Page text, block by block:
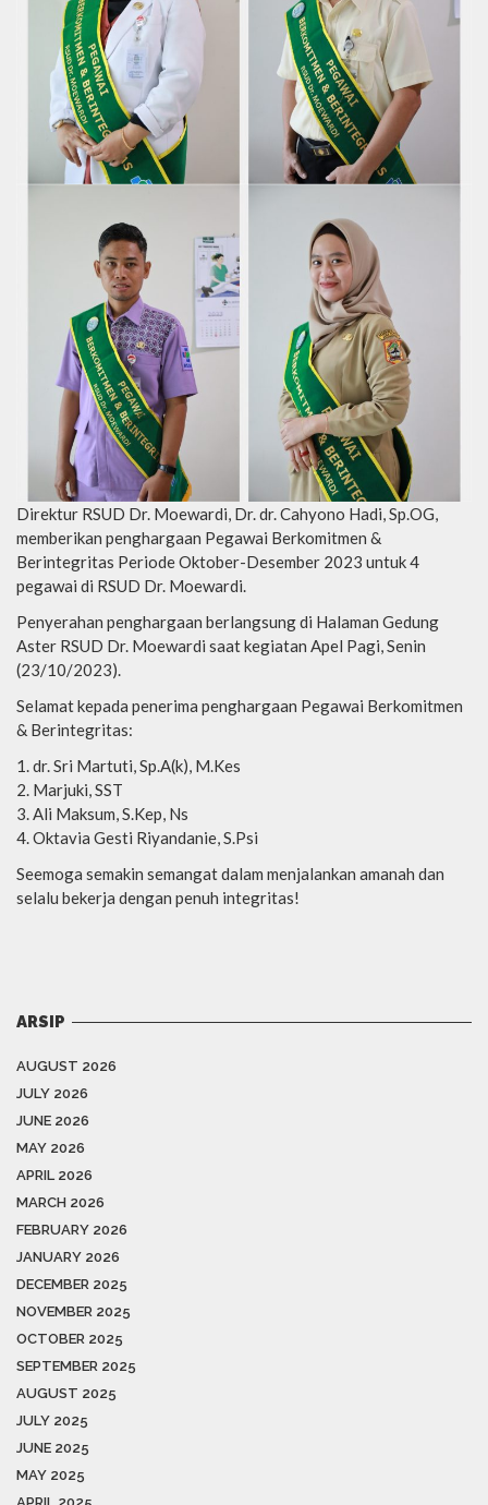
Direktur RSUD Dr. Moewardi, Dr. dr. Cahyono Hadi, Sp.OG,
memberikan penghargaan Pegawai Berkomitmen &
Berintegritas Periode Oktober-Desember 2023 untuk 4
pegawai di RSUD Dr. Moewardi.
Penyerahan penghargaan berlangsung di Halaman Gedung
Aster RSUD Dr. Moewardi saat kegiatan Apel Pagi, Senin
(23/10/2023).
Selamat kepada penerima penghargaan Pegawai Berkomitmen
& Berintegritas:
dr. Sri Martuti, Sp.A(k), M.Kes
Marjuki, SST
Ali Maksum, S.Kep, Ns
Oktavia Gesti Riyandanie, S.Psi
Seemoga semakin semangat dalam menjalankan amanah dan
selalu bekerja dengan penuh integritas!
ARSIP
AUGUST 2026
JULY 2026
JUNE 2026
MAY 2026
APRIL 2026
MARCH 2026
FEBRUARY 2026
JANUARY 2026
DECEMBER 2025
NOVEMBER 2025
OCTOBER 2025
SEPTEMBER 2025
AUGUST 2025
JULY 2025
JUNE 2025
MAY 2025